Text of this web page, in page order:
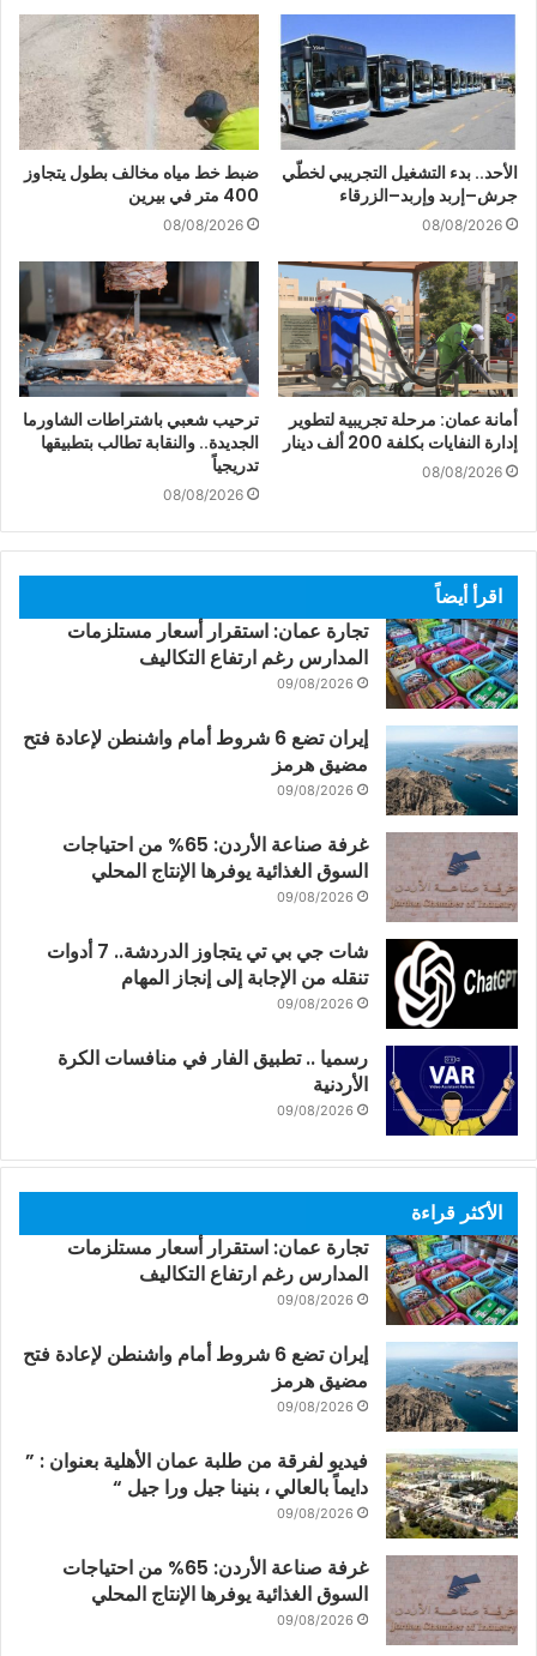
الأحد.. بدء التشغيل التجريبي لخطّي
جرش–إربد وإربد–الزرقاء
08/08/2026
ضبط خط مياه مخالف بطول يتجاوز
400 متر في بيرين
08/08/2026
أمانة عمان: مرحلة تجريبية لتطوير
إدارة النفايات بكلفة 200 ألف دينار
08/08/2026
ترحيب شعبي باشتراطات الشاورما
الجديدة.. والنقابة تطالب بتطبيقها
تدريجياً
08/08/2026
اقرأ أيضاً
تجارة عمان: استقرار أسعار مستلزمات
المدارس رغم ارتفاع التكاليف
09/08/2026
إيران تضع 6 شروط أمام واشنطن لإعادة فتح
مضيق هرمز
09/08/2026
غرفة صناعة الأردن: 65% من احتياجات
السوق الغذائية يوفرها الإنتاج المحلي
09/08/2026
شات جي بي تي يتجاوز الدردشة.. 7 أدوات
تنقله من الإجابة إلى إنجاز المهام
09/08/2026
رسميا .. تطبيق الفار في منافسات الكرة
الأردنية
09/08/2026
الأكثر قراءة
تجارة عمان: استقرار أسعار مستلزمات
المدارس رغم ارتفاع التكاليف
09/08/2026
إيران تضع 6 شروط أمام واشنطن لإعادة فتح
مضيق هرمز
09/08/2026
فيديو لفرقة من طلبة عمان الأهلية بعنوان : ”
دايماً بالعالي ، بنينا جيل ورا جيل “
09/08/2026
غرفة صناعة الأردن: 65% من احتياجات
السوق الغذائية يوفرها الإنتاج المحلي
09/08/2026